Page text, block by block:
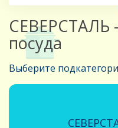
CЕВЕРСТАЛЬ
посуда
Выберите